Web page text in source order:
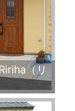
（リ